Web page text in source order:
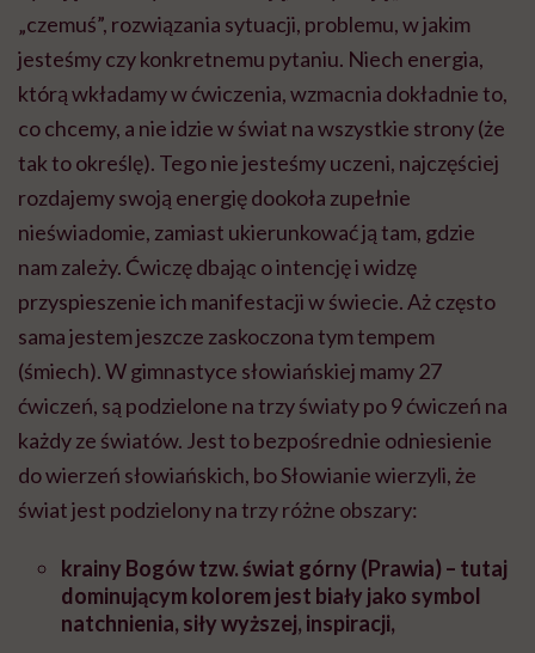
„czemuś”, rozwiązania sytuacji, problemu, w jakim
jesteśmy czy konkretnemu pytaniu. Niech energia,
którą wkładamy w ćwiczenia, wzmacnia dokładnie to,
co chcemy, a nie idzie w świat na wszystkie strony (że
tak to określę). Tego nie jesteśmy uczeni, najczęściej
rozdajemy swoją energię dookoła zupełnie
nieświadomie, zamiast ukierunkować ją tam, gdzie
nam zależy. Ćwiczę dbając o intencję i widzę
przyspieszenie ich manifestacji w świecie. Aż często
sama jestem jeszcze zaskoczona tym tempem
(śmiech). W gimnastyce słowiańskiej mamy 27
ćwiczeń, są podzielone na trzy światy po 9 ćwiczeń na
każdy ze światów. Jest to bezpośrednie odniesienie
do wierzeń słowiańskich, bo Słowianie wierzyli, że
świat jest podzielony na trzy różne obszary:
krainy Bogów tzw. świat górny (Prawia) – tutaj
dominującym kolorem jest biały jako symbol
natchnienia, siły wyższej, inspiracji,